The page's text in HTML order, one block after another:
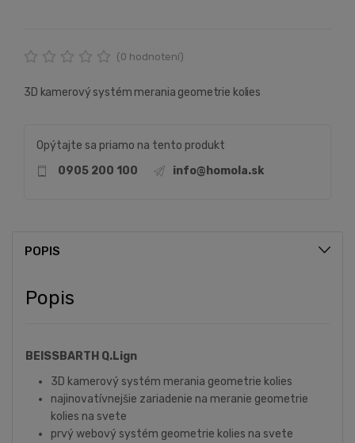
(0 hodnotení)
3D kamerový systém merania geometrie kolies
Opýtajte sa priamo na tento produkt
0905 200 100
info@homola.sk
POPIS
Popis
BEISSBARTH Q.Lign
3D kamerový systém merania geometrie kolies
najinovatívnejšie zariadenie na meranie geometrie
kolies na svete
prvý webový systém geometrie kolies na svete